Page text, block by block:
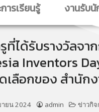
ารเรียนรู้ งานรับนั
ได้รับรางวัลจา
Inventors
เลือกของ สํานัก
ยน 2024 admin ข่าวกิจ